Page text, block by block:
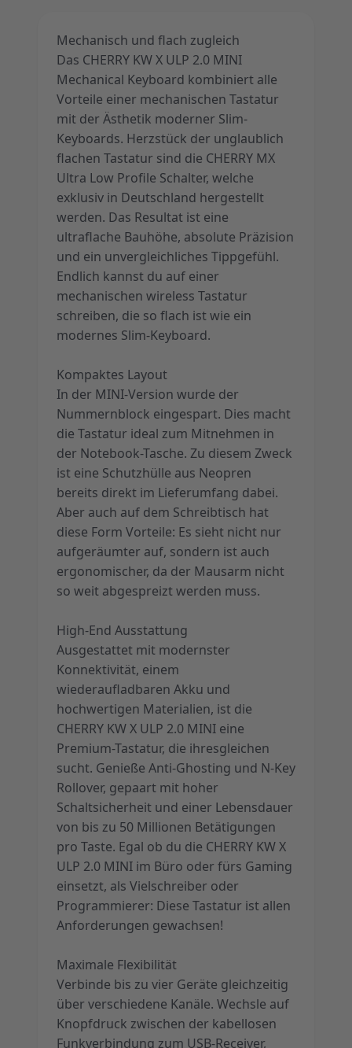
Mechanisch und flach zugleich
Das CHERRY KW X ULP 2.0 MINI
Mechanical Keyboard kombiniert alle
Vorteile einer mechanischen Tastatur
mit der Ästhetik moderner Slim-
Keyboards. Herzstück der unglaublich
flachen Tastatur sind die CHERRY MX
Ultra Low Profile Schalter, welche
exklusiv in Deutschland hergestellt
werden. Das Resultat ist eine
ultraflache Bauhöhe, absolute Präzision
und ein unvergleichliches Tippgefühl.
Endlich kannst du auf einer
mechanischen wireless Tastatur
schreiben, die so flach ist wie ein
modernes Slim-Keyboard.
Kompaktes Layout
In der MINI-Version wurde der
Nummernblock eingespart. Dies macht
die Tastatur ideal zum Mitnehmen in
der Notebook-Tasche. Zu diesem Zweck
ist eine Schutzhülle aus Neopren
bereits direkt im Lieferumfang dabei.
Aber auch auf dem Schreibtisch hat
diese Form Vorteile: Es sieht nicht nur
aufgeräumter auf, sondern ist auch
ergonomischer, da der Mausarm nicht
so weit abgespreizt werden muss.
High-End Ausstattung
Ausgestattet mit modernster
Konnektivität, einem
wiederaufladbaren Akku und
hochwertigen Materialien, ist die
CHERRY KW X ULP 2.0 MINI eine
Premium-Tastatur, die ihresgleichen
sucht. Genieße Anti-Ghosting und N-Key
Rollover, gepaart mit hoher
Schaltsicherheit und einer Lebensdauer
von bis zu 50 Millionen Betätigungen
pro Taste. Egal ob du die CHERRY KW X
ULP 2.0 MINI im Büro oder fürs Gaming
einsetzt, als Vielschreiber oder
Programmierer: Diese Tastatur ist allen
Anforderungen gewachsen!
Maximale Flexibilität
Verbinde bis zu vier Geräte gleichzeitig
über verschiedene Kanäle. Wechsle auf
Knopfdruck zwischen der kabellosen
Funkverbindung zum USB-Receiver,